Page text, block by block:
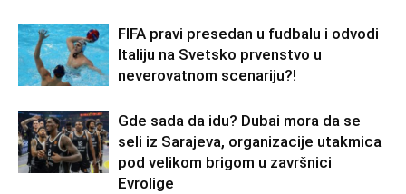
FIFA pravi presedan u fudbalu i odvodi
Italiju na Svetsko prvenstvo u
neverovatnom scenariju?!
Gde sada da idu? Dubai mora da se
seli iz Sarajeva, organizacije utakmica
pod velikom brigom u završnici
Evrolige